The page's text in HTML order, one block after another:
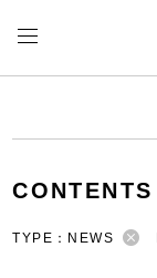
CONTENTS
TYPE：NEWS